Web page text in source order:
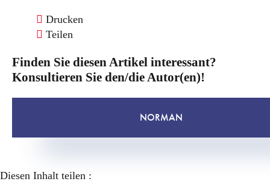
Drucken
Teilen
Finden Sie diesen Artikel interessant?
Konsultieren Sie den/die Autor(en)!
NORMAN
Diesen Inhalt teilen :